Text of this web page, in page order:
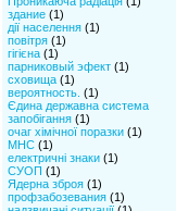
здание(1)
дії населення(1)
повітря(1)
гігієна(1)
парниковый эфект(1)
сховища(1)
вероятность. (1)
Єдина державна система
запобігання (1)
очаг хімічної поразки(1)
МНС(1)
електричні знаки(1)
СУОП (1)
Ядерна зброя(1)
профзабозевания(1)